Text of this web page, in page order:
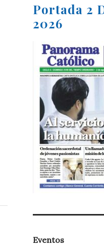
Portada 2
2026
Eventos